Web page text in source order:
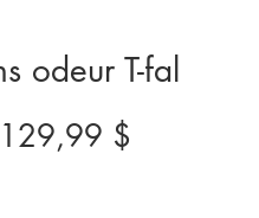
odeur T-fal
129,99 $